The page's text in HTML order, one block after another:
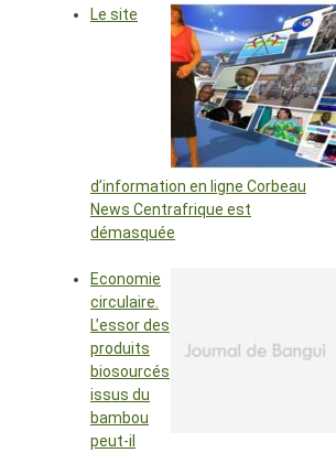
Le site
d’information en ligne Corbeau
News Centrafrique est
démasquée
Economie
circulaire.
L’essor des
produits
biosourcés
issus du
bambou
peut-il